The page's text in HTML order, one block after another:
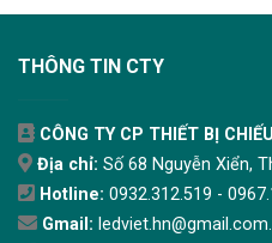
THÔNG TIN CTY
CÔNG TY CP THIẾT BỊ
Địa chỉ: Số 68 Nguyễn Xiển,
Hotline: 0932.312.519 -
Gmail: ledviet.hn@gmail.com.